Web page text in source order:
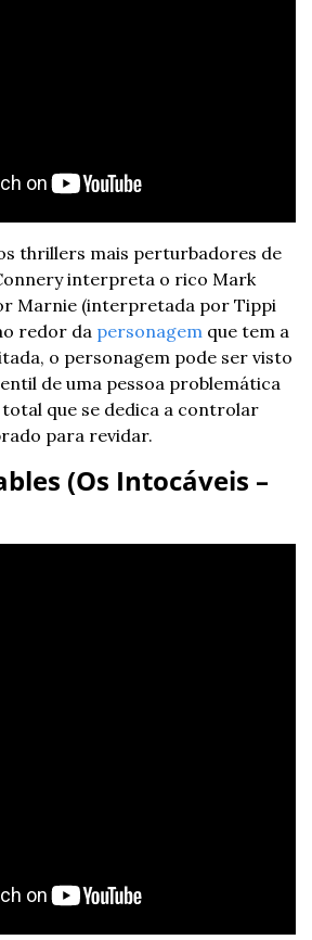
thrillers mais perturbadores de
interpreta o rico Mark
Marnie (interpretada por Tippi
redor da personagem que tem a
o personagem pode ser visto
de uma pessoa problemática
que se dedica a controlar
para revidar.
(Os Intocáveis –